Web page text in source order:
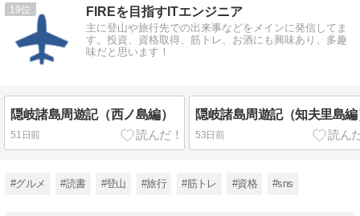
19 FIREを目指すITエンジニア
主に登山や旅行先での出来事などをメインに発信してま
す。投資、資格取得、筋トレ、お酒にも興味あり、多趣
味だと思います！
隠岐諸島周遊記（西ノ島編）
51日前
隠岐諸島周遊記（知夫里島編
53日前
#グルメ #読書 #登山 #旅行 #筋トレ #資格 #sns